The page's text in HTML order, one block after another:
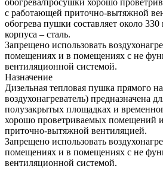
обогрева/просушки хорошо
с работающей приточно-вытяжной
обогрева пушки составляет около
корпуса – сталь.
Запрещено использовать
помещениях и в помещениях с не
вентиляционной системой.
Назначение
Дизельная тепловая пушка прямого
воздухонагреватель) предназначена
полузакрытых площадках и
хорошо проветриваемых помещений
приточно-вытяжной вентиляцией.
Запрещено использовать
помещениях и в помещениях с не
вентиляционной системой.